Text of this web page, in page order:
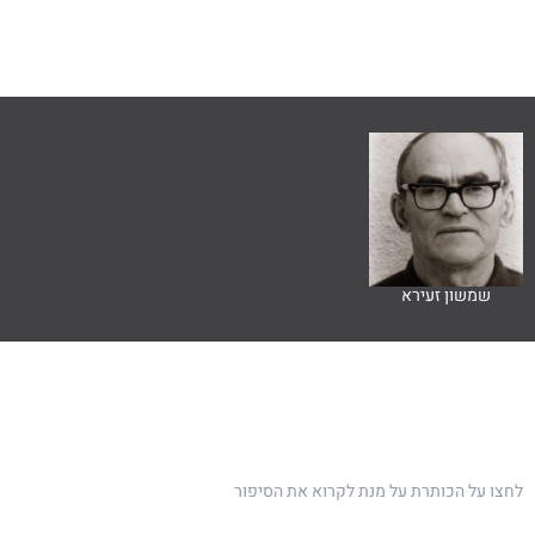
שמשון זעירא
לחצו על הכותרת על מנת לקרוא את הסיפור